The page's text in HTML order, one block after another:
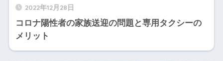
2022年12月28日
コロナ陽性者の家族送迎の問題と専用タクシーの
メリット